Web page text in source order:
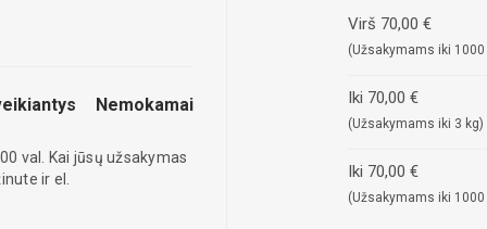
Nemokamai
val. Kai jūsų užsakymas
ir el.
Virš 70,00 €
(Užsakymams iki
Iki 70,00 €
(Užsakymams iki 3 kg)
Iki 70,00 €
(Užsakymams iki